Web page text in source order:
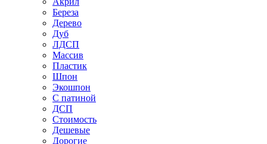
Береза
Дерево
Дуб
ЛДСП
Массив
Пластик
Шпон
Экошпон
С патиной
ДСП
Стоимость
Дешевые
Дорогие